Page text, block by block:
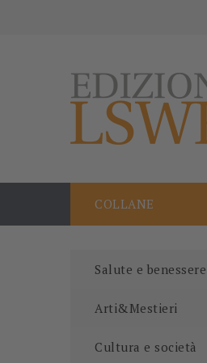
COLLANE
Salute e benessere
Arti&Mestieri
Cultura e società